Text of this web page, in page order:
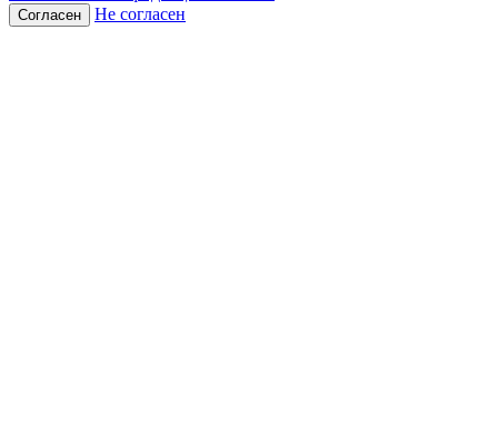
Согласен Не согласен